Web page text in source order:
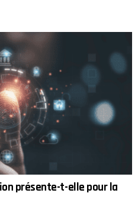
présente-t-elle pour la